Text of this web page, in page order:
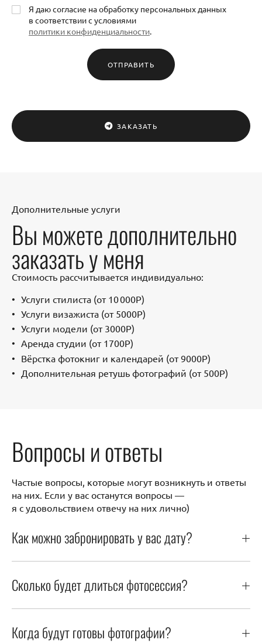
Я даю согласие на обработку персональных данных
в соответствии с условиями
политики конфиденциальности.
ОТПРАВИТЬ
ЗАКАЗАТЬ
Дополнительные услуги
Вы можете дополнительно
заказать у меня
Стоимость рассчитывается индивидуально:
Услуги стилиста (от 10 000Р)
Услуги визажиста (от 5000Р)
Услуги модели (от 3000Р)
Аренда студии (от 1700Р)
Вёрстка фотокниг и календарей (от 9000Р)
Дополнительная ретушь фотографий (от 500Р)
Вопросы и ответы
Частые вопросы, которые могут возникнуть и ответы
на них. Если у вас останутся вопросы —
я с удовольствием отвечу на них лично)
Как можно забронировать у вас дату?
Сколько будет длиться фотосессия?
Когда будут готовы фотографии?